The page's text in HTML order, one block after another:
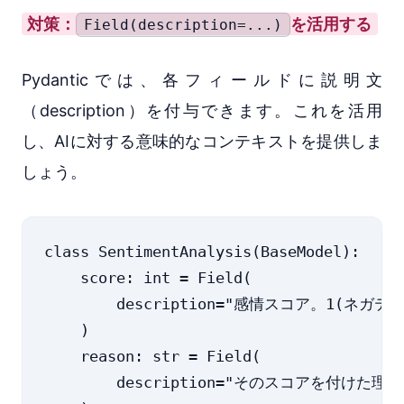
対策： Field(description=...) を活用する
Pydanticでは、各フィールドに説明文
（description）を付与できます。これを活用
し、AIに対する意味的なコンテキストを提供しま
しょう。
class SentimentAnalysis(BaseModel):
    score: int = Field(
description="感情スコア。1(ネガティ
    )
    reason: str = Field(
description="そのスコアを付けた理由